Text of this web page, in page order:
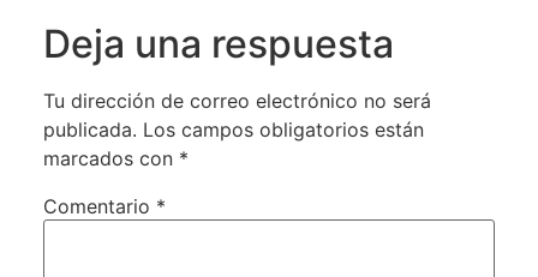
Deja una respuesta
Tu dirección de correo electrónico no será
publicada. Los campos obligatorios están
marcados con *
Comentario *